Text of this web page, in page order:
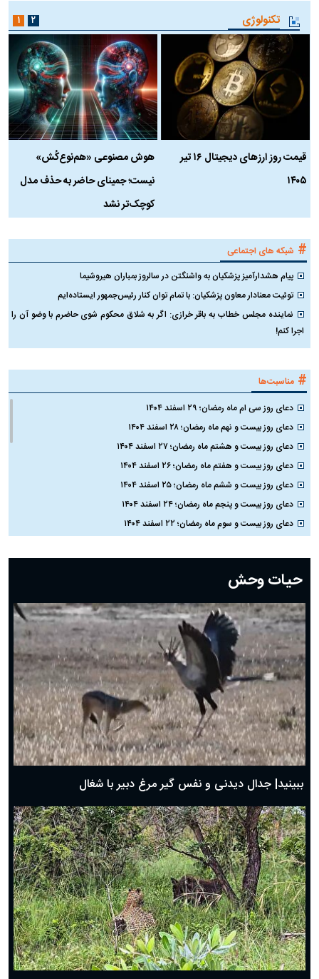
تکنولوژی
قیمت روز ارز‌های دیجیتال ۱۶ تیر
۱۴۰۵
هوش مصنوعی «هم‌نوع‌کُش»
نیست؛ جمینای حاضر به حذف مدل
کوچک‌تر نشد
۱ ۲
# شبکه های اجتماعی
پیام هشدارآمیز پزشکیان به واشنگتن در سالروز بمباران هیروشیما
توئیت معنادار معاون پزشکیان: با تمام توان کنار رئیس‌جمهور ایستاده‌ایم
نماینده مجلس خطاب به باقر خرازی: اگر به شلاق محکوم شوی حاضرم با وضو آن را
اجرا کنم!
# مناسبت‌ها
دعای روز سی ام ماه رمضان؛ ۲۹ اسفند ۱۴۰۴
دعای روز بیست و نهم ماه رمضان؛ ۲۸ اسفند ۱۴۰۴
دعای روز بیست و هشتم ماه رمضان؛ ۲۷ اسفند ۱۴۰۴
دعای روز بیست و هفتم ماه رمضان؛ ۲۶ اسفند ۱۴۰۴
دعای روز بیست و ششم ماه رمضان؛ ۲۵ اسفند ۱۴۰۴
دعای روز بیست و پنجم ماه رمضان؛ ۲۴ اسفند ۱۴۰۴
دعای روز بیست و سوم ماه رمضان؛ ۲۲ اسفند ۱۴۰۴
دعای روز بیستم ماه رمضان؛ ۱۹ اسفند ۱۴۰۴
دعای روز هشتم ماه مبارک رمضان؛ ۷ اسفند ماه ۱۴۰۴
دعای روز هفتم ماه رمضان؛ ۶ اسفند ۱۴۰۴
دعای روز ششم ماه رمضان؛ ۵ اسفند ۱۴۰۴
دعای روز پنجم ماه رمضان؛ ۴ اسفند ۱۴۰۴
دعای روز چهارم ماه مبارک رمضان؛ ۳ اسفند ۱۴۰۴
دعای روز سوم ماه مبارک رمضان؛ ۱۴ اسفند ۱۴۰۴
دعای روز دوم ماه مبارک رمضان ۱ اسفند ماه ۱۴۰۴
دعای روز اول ماه مبارک رمضان، ۳۰ بهمن ۱۴۰۴
حضرت زینب(س) چگونه از دنیا رفت؟
بهترین پیامک تبریک روز پدر ۱۴۰۴؛ جملات زیبا و صمیمانه
حیات وحش
ببینید| جدال دیدنی و نفس گیر مرغ دبیر با شغال